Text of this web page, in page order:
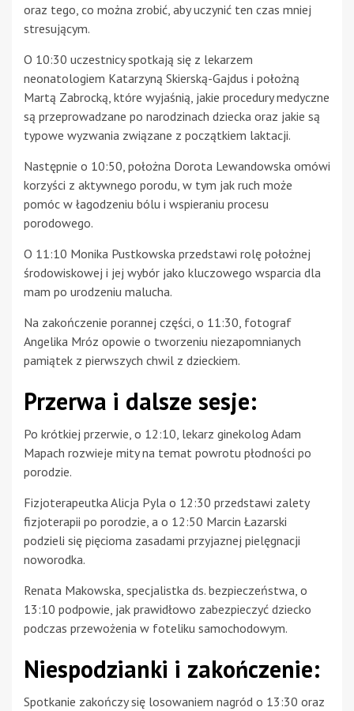
oraz tego, co można zrobić, aby uczynić ten czas mniej
stresującym.
O 10:30 uczestnicy spotkają się z lekarzem
neonatologiem Katarzyną Skierską-Gajdus i położną
Martą Zabrocką, które wyjaśnią, jakie procedury medyczne
są przeprowadzane po narodzinach dziecka oraz jakie są
typowe wyzwania związane z początkiem laktacji.
Następnie o 10:50, położna Dorota Lewandowska omówi
korzyści z aktywnego porodu, w tym jak ruch może
pomóc w łagodzeniu bólu i wspieraniu procesu
porodowego.
O 11:10 Monika Pustkowska przedstawi rolę położnej
środowiskowej i jej wybór jako kluczowego wsparcia dla
mam po urodzeniu malucha.
Na zakończenie porannej części, o 11:30, fotograf
Angelika Mróz opowie o tworzeniu niezapomnianych
pamiątek z pierwszych chwil z dzieckiem.
Przerwa i dalsze sesje:
Po krótkiej przerwie, o 12:10, lekarz ginekolog Adam
Mapach rozwieje mity na temat powrotu płodności po
porodzie.
Fizjoterapeutka Alicja Pyla o 12:30 przedstawi zalety
fizjoterapii po porodzie, a o 12:50 Marcin Łazarski
podzieli się pięcioma zasadami przyjaznej pielęgnacji
noworodka.
Renata Makowska, specjalistka ds. bezpieczeństwa, o
13:10 podpowie, jak prawidłowo zabezpieczyć dziecko
podczas przewożenia w foteliku samochodowym.
Niespodzianki i zakończenie:
Spotkanie zakończy się losowaniem nagród o 13:30 oraz